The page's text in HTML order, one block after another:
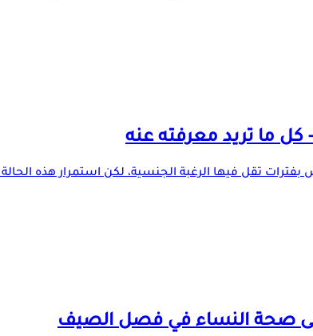
ما تريد معرفته عنه
تقل فيها الرغبة الجنسية، لكن استمرار هذه الحالة